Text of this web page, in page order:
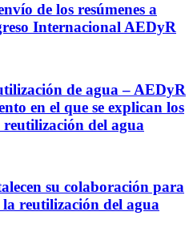
de los resúmenes a
Internacional AEDyR
de agua – AEDyR
en el que se explican los
reutilización del agua
su colaboración para
reutilización del agua